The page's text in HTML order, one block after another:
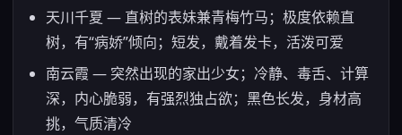
天川千夏 — 直树的表妹兼青梅竹马；极度依赖直
树，有“病娇”倾向；短发，戴着发卡，活泼可爱
南云霞 — 突然出现的家出少女；冷静、毒舌、计算
深，内心脆弱，有强烈独占欲；黑色长发，身材高
挑，气质清冷